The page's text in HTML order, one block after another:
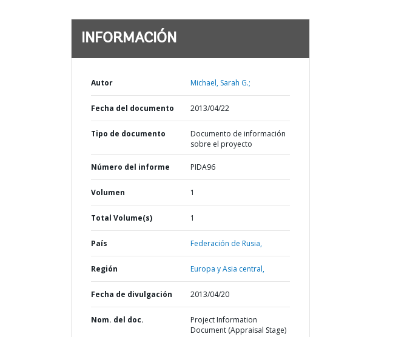
INFORMACIÓN
Autor Michael, Sarah G.;
Fecha del documento 2013/04/22
Tipo de documento
Documento de información
sobre el proyecto
Número del informe PIDA96
Volumen 1
Total Volume(s) 1
País Federación de Rusia,
Región Europa y Asia central,
Fecha de divulgación 2013/04/20
Nom. del doc.
Project Information
Document (Appraisal Stage)